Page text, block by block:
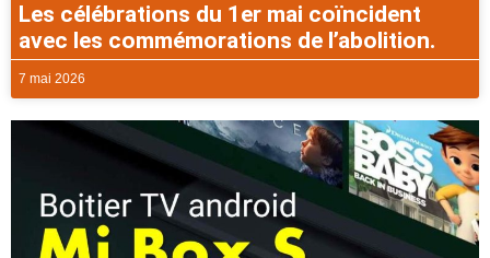
Les célébrations du 1er mai coïncident
avec les commémorations de l’abolition.
7 mai 2026